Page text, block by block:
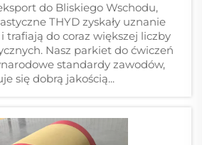
do Bliskiego Wschodu,
THYD zyskały uznanie
trafiają do coraz większej liczby
Nasz parkiet do ćwiczeń
standardy zawodów,
się dobrą jakością...